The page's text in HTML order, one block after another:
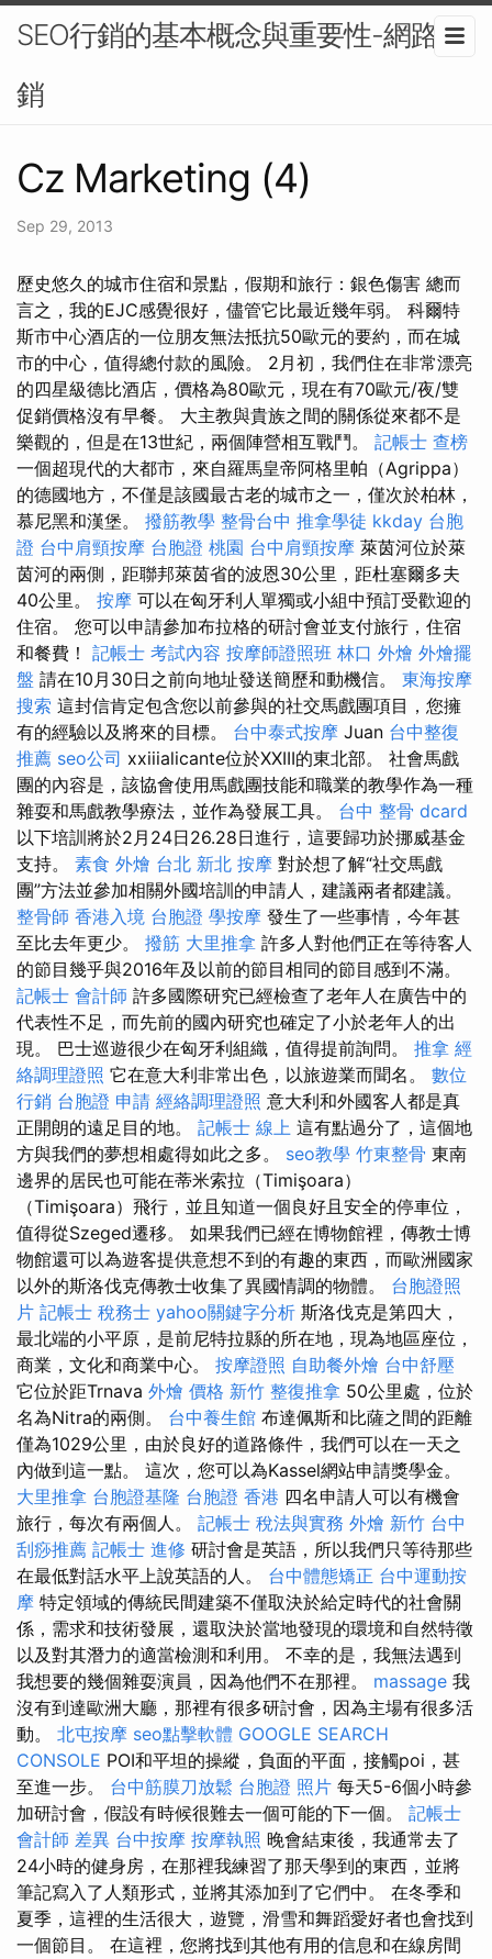
SEO行銷的基本概念與重要性-網路行
銷
Cz Marketing (4)
Sep 29, 2013
歷史悠久的城市住宿和景點，假期和旅行：銀色傷害 總而
言之，我的EJC感覺很好，儘管它比最近幾年弱。 科爾特
斯市中心酒店的一位朋友無法抵抗50歐元的要約，而在城
市的中心，值得總付款的風險。 2月初，我們住在非常漂亮
的四星級德比酒店，價格為80歐元，現在有70歐元/夜/雙
促銷價格沒有早餐。 大主教與貴族之間的關係從來都不是
樂觀的，但是在13世紀，兩個陣營相互戰鬥。 記帳士 查榜
一個超現代的大都市，來自羅馬皇帝阿格里帕（Agrippa）
的德國地方，不僅是該國最古老的城市之一，僅次於柏林，
慕尼黑和漢堡。 撥筋教學 整骨台中 推拿學徒 kkday 台胞
證 台中肩頸按摩 台胞證 桃園 台中肩頸按摩 萊茵河位於萊
茵河的兩側，距聯邦萊茵省的波恩30公里，距杜塞爾多夫
40公里。 按摩 可以在匈牙利人單獨或小組中預訂受歡迎的
住宿。 您可以申請參加布拉格的研討會並支付旅行，住宿
和餐費！ 記帳士 考試內容 按摩師證照班 林口 外燴 外燴擺
盤 請在10月30日之前向地址發送簡歷和動機信。 東海按摩
搜索 這封信肯定包含您以前參與的社交馬戲團項目，您擁
有的經驗以及將來的目標。 台中泰式按摩 Juan 台中整復
推薦 seo公司 xxiiialicante位於XXIII的東北部。 社會馬戲
團的內容是，該協會使用馬戲團技能和職業的教學作為一種
雜耍和馬戲教學療法，並作為發展工具。 台中 整骨 dcard
以下培訓將於2月24日26.28日進行，這要歸功於挪威基金
支持。 素食 外燴 台北 新北 按摩 對於想了解“社交馬戲
團”方法並參加相關外國培訓的申請人，建議兩者都建議。
整骨師 香港入境 台胞證 學按摩 發生了一些事情，今年甚
至比去年更少。 撥筋 大里推拿 許多人對他們正在等待客人
的節目幾乎與2016年及以前的節目相同的節目感到不滿。
記帳士 會計師 許多國際研究已經檢查了老年人在廣告中的
代表性不足，而先前的國內研究也確定了小於老年人的出
現。 巴士巡遊很少在匈牙利組織，值得提前詢問。 推拿 經
絡調理證照 它在意大利非常出色，以旅遊業而聞名。 數位
行銷 台胞證 申請 經絡調理證照 意大利和外國客人都是真
正開朗的遠足目的地。 記帳士 線上 這有點過分了，這個地
方與我們的夢想相處得如此之多。 seo教學 竹東整骨 東南
邊界的居民也可能在蒂米索拉（Timişoara）
（Timişoara）飛行，並且知道一個良好且安全的停車位，
值得從Szeged遷移。 如果我們已經在博物館裡，傳教士博
物館還可以為遊客提供意想不到的有趣的東西，而歐洲國家
以外的斯洛伐克傳教士收集了異國情調的物體。 台胞證照
片 記帳士 稅務士 yahoo關鍵字分析 斯洛伐克是第四大，
最北端的小平原，是前尼特拉縣的所在地，現為地區座位，
商業，文化和商業中心。 按摩證照 自助餐外燴 台中舒壓
它位於距Trnava 外燴 價格 新竹 整復推拿 50公里處，位於
名為Nitra的兩側。 台中養生館 布達佩斯和比薩之間的距離
僅為1029公里，由於良好的道路條件，我們可以在一天之
內做到這一點。 這次，您可以為Kassel網站申請獎學金。
大里推拿 台胞證基隆 台胞證 香港 四名申請人可以有機會
旅行，每次有兩個人。 記帳士 稅法與實務 外燴 新竹 台中
刮痧推薦 記帳士 進修 研討會是英語，所以我們只等待那些
在最低對話水平上說英語的人。 台中體態矯正 台中運動按
摩 特定領域的傳統民間建築不僅取決於給定時代的社會關
係，需求和技術發展，還取決於當地發現的環境和自然特徵
以及對其潛力的適當檢測和利用。 不幸的是，我無法遇到
我想要的幾個雜耍演員，因為他們不在那裡。 massage 我
沒有到達歐洲大廳，那裡有很多研討會，因為主場有很多活
動。 北屯按摩 seo點擊軟體 GOOGLE SEARCH
CONSOLE POI和平坦的操縱，負面的平面，接觸poi，甚
至進一步。 台中筋膜刀放鬆 台胞證 照片 每天5-6個小時參
加研討會，假設有時候很難去一個可能的下一個。 記帳士
會計師 差異 台中按摩 按摩執照 晚會結束後，我通常去了
24小時的健身房，在那裡我練習了那天學到的東西，並將
筆記寫入了人類形式，並將其添加到了它們中。 在冬季和
夏季，這裡的生活很大，遊覽，滑雪和舞蹈愛好者也會找到
一個節目。 在這裡，您將找到其他有用的信息和在線房間